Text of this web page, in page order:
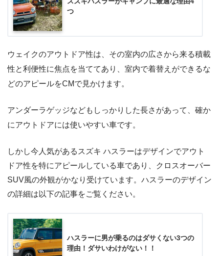
つ
ウェイクのアウトドア性は、その室内の広さから来る積載
性と利便性に焦点を当ててあり、室内で着替えができるな
どのアピールをCMで見かけます。
アンダーラゲッジなどもしっかりした長さがあって、確か
にアウトドアには使いやすい車です。
しかし今人気があるスズキ ハスラーはデザインでアウト
ドア性を特にアピールしている車であり、クロスオーバー
SUV風の外観がかなり受けています。ハスラーのデザイン
の詳細は以下の記事をご覧ください。
ハスラーに男が乗るのはダサくない3つの
理由！ダサいわけがない！！